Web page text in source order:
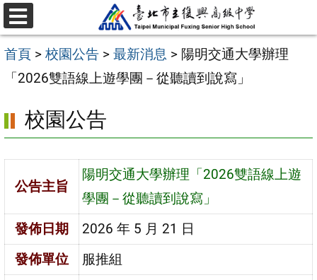
跳
至
主
要
容
區
選
單
首頁 > 校園公告 > 最新消息 > 陽明交通大學辦理
「2026雙語線上遊學團－從聽讀到說寫」
校園公告
公告主旨
陽明交通大學辦理「2026雙語線上遊
學團－從聽讀到說寫」
發佈日期
2026 年 5 月 21 日
發佈單位
服推組